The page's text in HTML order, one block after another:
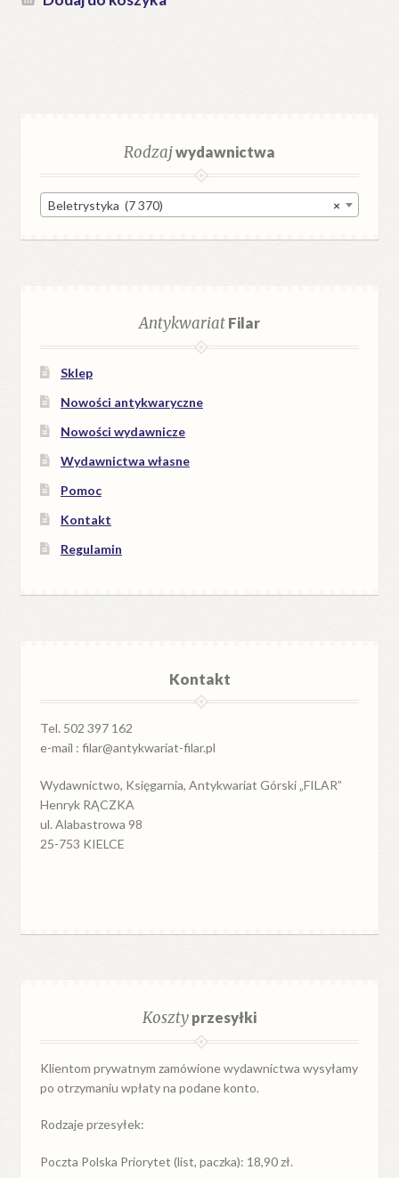
Rodzajwydawnictwa
×
Beletrystyka (7 370)
AntykwariatFilar
Sklep
Nowości antykwaryczne
Nowości wydawnicze
Wydawnictwa własne
Pomoc
Kontakt
Regulamin
Kontakt
Tel. 502 397 162
e-mail : filar@antykwariat-filar.pl
Wydawnictwo, Księgarnia, Antykwariat Górski „FILAR”
Henryk RĄCZKA
ul. Alabastrowa 98
25-753 KIELCE
Kosztyprzesyłki
Klientom prywatnym zamówione wydawnictwa wysyłamy
po otrzymaniu wpłaty na podane konto.
Rodzaje przesyłek:
Poczta Polska Priorytet (list, paczka): 18,90 zł.